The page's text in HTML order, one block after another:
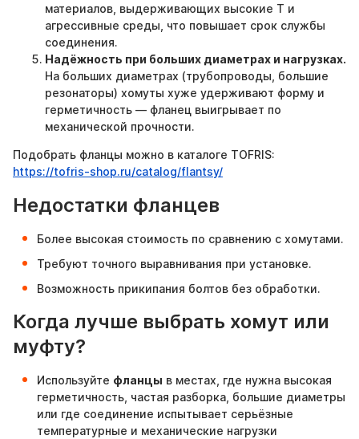
материалов, выдерживающих высокие T и
агрессивные среды, что повышает срок службы
соединения.
Надёжность при больших диаметрах и нагрузках.
На больших диаметрах (трубопроводы, большие
резонаторы) хомуты хуже удерживают форму и
герметичность — фланец выигрывает по
механической прочности.
Подобрать фланцы можно в каталоге TOFRIS:
https://tofris-shop.ru/catalog/flantsy/
Недостатки фланцев
Более высокая стоимость по сравнению с хомутами.
Требуют точного выравнивания при установке.
Возможность прикипания болтов без обработки.
Когда лучше выбрать хомут или
муфту?
Используйте фланцы в местах, где нужна высокая
герметичность, частая разборка, большие диаметры
или где соединение испытывает серьёзные
температурные и механические нагрузки